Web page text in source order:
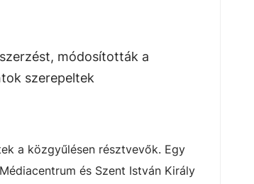
módosították a
szerepeltek
a közgyűlésen résztvevők. Egy
és Szent István Király